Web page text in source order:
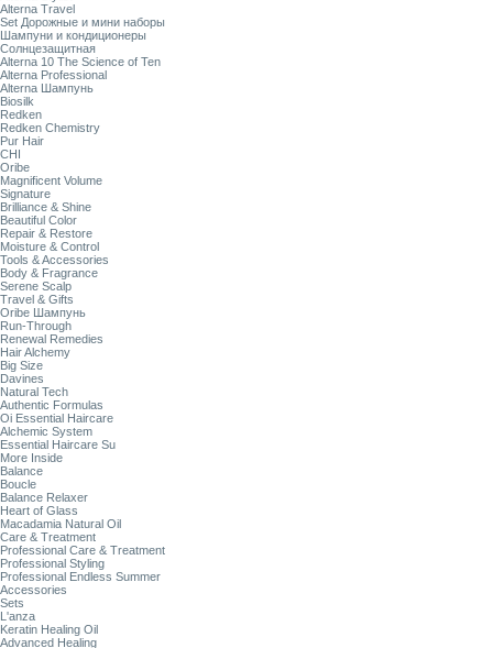
Alterna Travel
Set Дорожные и мини наборы
Шампуни и кондиционеры
Солнцезащитная
Alterna 10 The Science of Ten
Alterna Professional
Alterna Шампунь
Biosilk
Redken
Redken Chemistry
Pur Hair
CHI
Oribe
Magnificent Volume
Signature
Brilliance & Shine
Beautiful Color
Repair & Restore
Moisture & Control
Tools & Accessories
Body & Fragrance
Serene Scalp
Travel & Gifts
Oribe Шампунь
Run-Through
Renewal Remedies
Hair Alchemy
Big Size
Davines
Natural Tech
Authentic Formulas
Oi Essential Haircare
Alchemic System
Essential Haircare Su
More Inside
Balance
Boucle
Balance Relaxer
Heart of Glass
Macadamia Natural Oil
Care & Treatment
Professional Care & Treatment
Professional Styling
Professional Endless Summer
Accessories
Sets
L'anza
Keratin Healing Oil
Advanced Healing